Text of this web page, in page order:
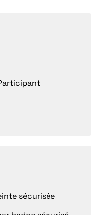
sécurisée